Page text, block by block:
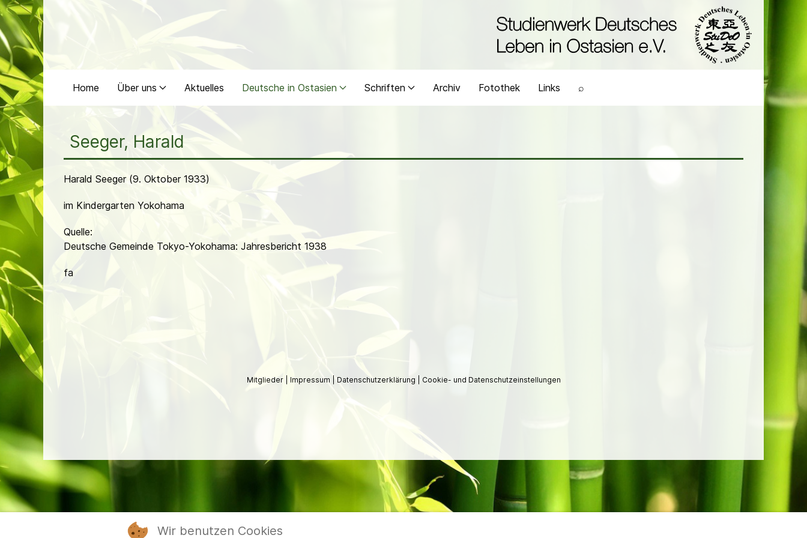
Home Über uns Aktuelles Deutsche in Ostasien Schriften Archiv Fotothek Links ⌕
Seeger, Harald
Harald Seeger (9. Oktober 1933)
im Kindergarten Yokohama
Quelle:
Deutsche Gemeinde Tokyo-Yokohama: Jahresbericht 1938
fa
Mitglieder Impressum Datenschutzerklärung Cookie- und Datenschutzeinstellungen
Wir benutzen Cookies